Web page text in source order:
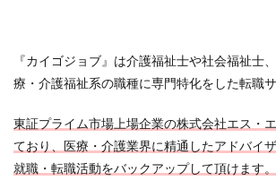
『カイゴジョブ』は介護福祉士や社会福祉士
療・介護福祉系の職種に専門特化をした転職サ
東証プライム市場上場企業の株式会社エス・
ており、医療・介護業界に精通したアドバイ
就職・転職活動をバックアップして頂けます。